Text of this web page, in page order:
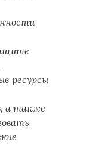
ресурсы
а также